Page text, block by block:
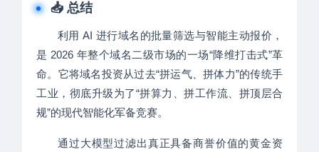
📥 总结
利用 AI 进行域名的批量筛选与智能主动报价，
是 2026 年整个域名二级市场的一场“降维打击式”革
命。它将域名投资从过去“拼运气、拼体力”的传统手
工业，彻底升级为了“拼算力、拼工作流、拼顶层合
规”的现代智能化军备竞赛。
通过大模型过滤出真正具备商誉价值的黄金资